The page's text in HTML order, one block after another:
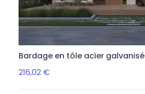
Bardage en tôle acier galvanisé
216,02 €